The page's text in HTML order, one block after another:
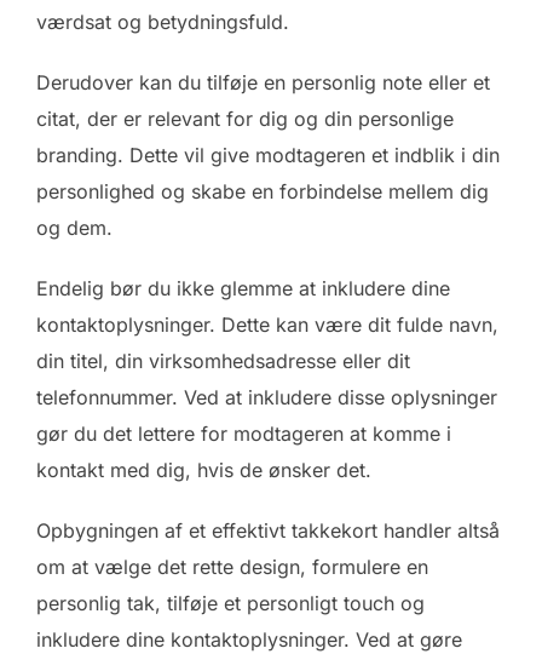
værdsat og betydningsfuld.
Derudover kan du tilføje en personlig note eller et
citat, der er relevant for dig og din personlige
branding. Dette vil give modtageren et indblik i din
personlighed og skabe en forbindelse mellem dig
og dem.
Endelig bør du ikke glemme at inkludere dine
kontaktoplysninger. Dette kan være dit fulde navn,
din titel, din virksomhedsadresse eller dit
telefonnummer. Ved at inkludere disse oplysninger
gør du det lettere for modtageren at komme i
kontakt med dig, hvis de ønsker det.
Opbygningen af et effektivt takkekort handler altså
om at vælge det rette design, formulere en
personlig tak, tilføje et personligt touch og
inkludere dine kontaktoplysninger. Ved at gøre